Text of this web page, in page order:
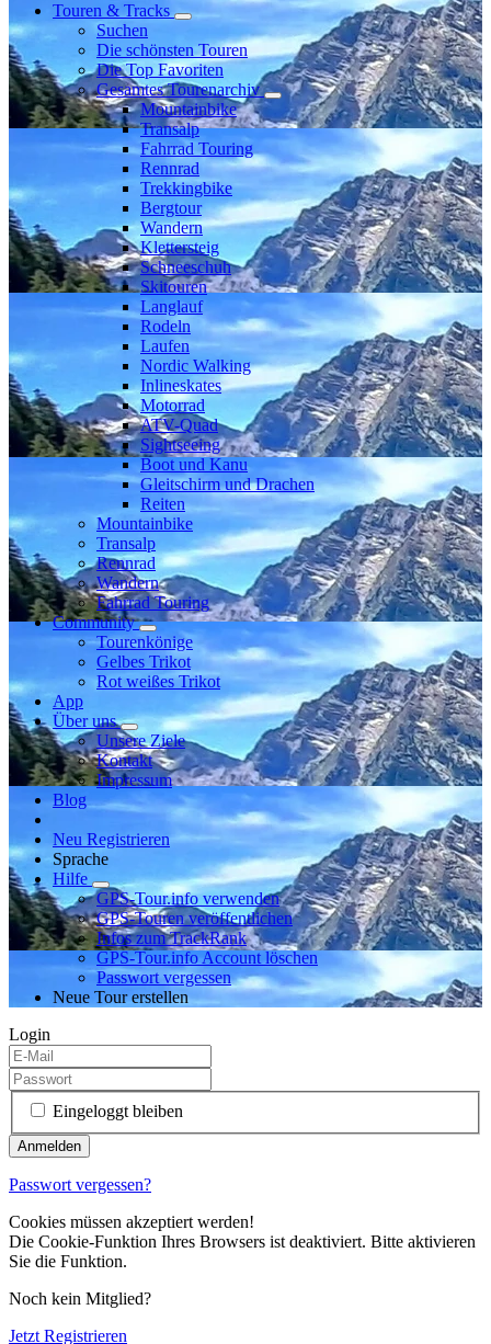
Touren & Tracks
Suchen
Die schönsten Touren
Die Top Favoriten
Gesamtes Tourenarchiv
Mountainbike
Transalp
Fahrrad Touring
Rennrad
Trekkingbike
Bergtour
Wandern
Klettersteig
Schneeschuh
Skitouren
Langlauf
Rodeln
Laufen
Nordic Walking
Inlineskates
Motorrad
ATV-Quad
Sightseeing
Boot und Kanu
Gleitschirm und Drachen
Reiten
Mountainbike
Transalp
Rennrad
Wandern
Fahrrad Touring
Community
Tourenkönige
Gelbes Trikot
Rot weißes Trikot
App
Über uns
Unsere Ziele
Kontakt
Impressum
Blog
Neu Registrieren
Sprache
Hilfe
GPS-Tour.info verwenden
GPS-Touren veröffentlichen
Infos zum TrackRank
GPS-Tour.info Account löschen
Passwort vergessen
Neue Tour erstellen
Login
Eingeloggt bleiben
Passwort vergessen?
Cookies müssen akzeptiert werden!
Die Cookie-Funktion Ihres Browsers ist deaktiviert. Bitte aktivieren
Sie die Funktion.
Noch kein Mitglied?
Jetzt Registrieren